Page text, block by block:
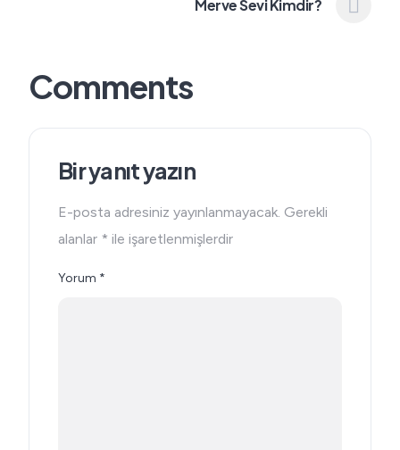
Merve Sevi Kimdir?
Comments
Bir yanıt yazın
E-posta adresiniz yayınlanmayacak. Gerekli
alanlar * ile işaretlenmişlerdir
Yorum *